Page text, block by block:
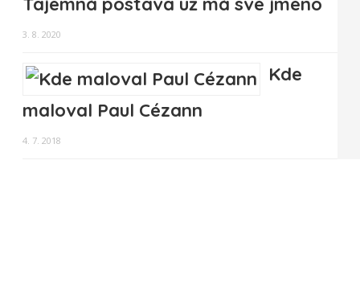
3. 8. 2020
Kde
maloval Paul Cézann
4. 7. 2018